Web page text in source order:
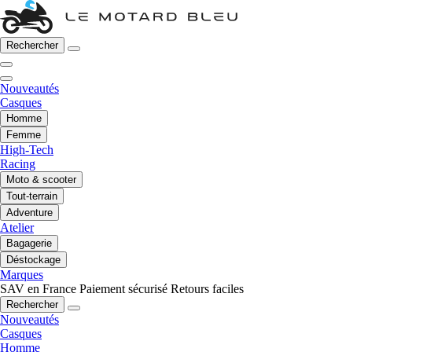
Rechercher
Nouveautés
Casques
Homme
Femme
High-Tech
Racing
Moto & scooter
Tout-terrain
Adventure
Atelier
Bagagerie
Déstockage
Marques
SAV en France Paiement sécurisé Retours faciles
Rechercher
Nouveautés
Casques
Homme